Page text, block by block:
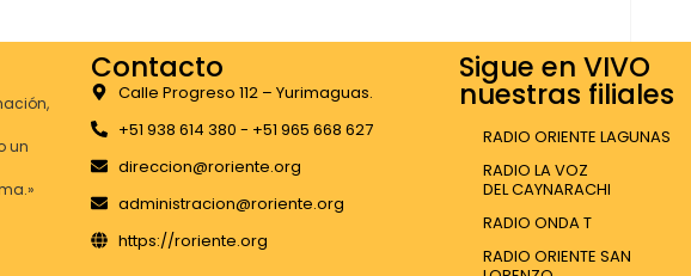
un
Contacto
Calle Progreso 112 – Yurimaguas.
+51 938 614 380 - +51 965 668 627
direccion@roriente.org
administracion@roriente.org
https://roriente.org
Sigue en VIVO
nuestras filiales
RADIO ORIENTE LAGUNAS
RADIO LA VOZ
DEL CAYNARACHI
RADIO ONDA T
RADIO ORIENTE SAN